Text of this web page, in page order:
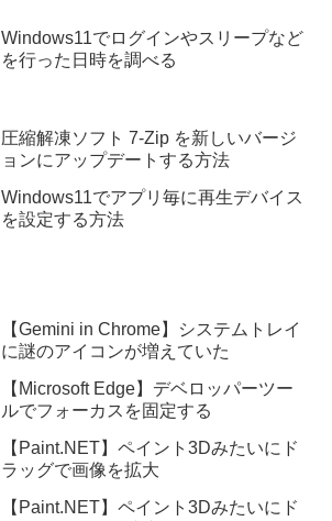
Windows11でログインやスリープなど
を行った日時を調べる
圧縮解凍ソフト 7-Zip を新しいバージ
ョンにアップデートする方法
Windows11でアプリ毎に再生デバイス
を設定する方法
【Gemini in Chrome】システムトレイ
に謎のアイコンが増えていた
【Microsoft Edge】デベロッパーツー
ルでフォーカスを固定する
【Paint.NET】ペイント3Dみたいにド
ラッグで画像を拡大
【Paint.NET】ペイント3Dみたいにド